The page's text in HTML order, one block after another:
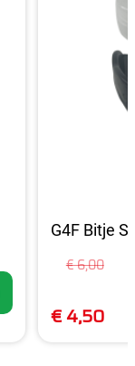
G4F Bitje
€ 6,00
€ 4,50